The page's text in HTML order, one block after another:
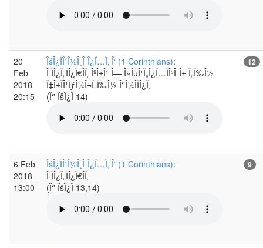
20
Feb
2018
20:15
ÎšÎ¿ÏÎ¹Î½Î¸Î¯Î¿Ï…Ï‚ Î‘ (1 Corinthians):
Î ÏÎ¿Ï„ÏÎ¿Ï€Î­Ï‚ ÎºÎ±Î¹ Î— Î»ÎµÎ¹Ï„Î¿Ï…ÏÎ³Î¯Î± Ï„Ï‰Î½
Ï‡Î±ÏÎ¹ÏƒÎ¼Î¬Ï„Ï‰Î½ Î‘'Î¼Î­ÏÎ¿Ï‚
(Î‘' ÎšÎ¿Ï 14)
12
6 Feb
2018
13:00
ÎšÎ¿ÏÎ¹Î½Î¸Î¯Î¿Ï…Ï‚ Î‘ (1 Corinthians):
Î ÏÎ¿Ï„ÏÎ¿Ï€Î­Ï‚
(Î‘' ÎšÎ¿Ï 13,14)
9